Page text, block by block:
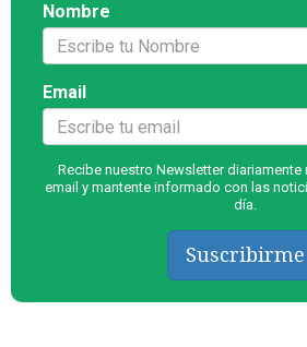
Nombre
Email
Recibe nuestro Newsletter
email y mantente informado con las
día.
Suscribirme